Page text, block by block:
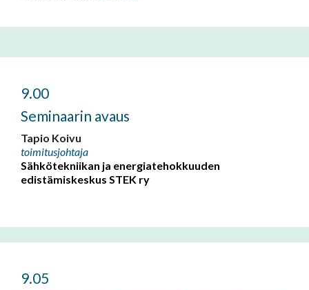
9.00
Seminaarin avaus
Tapio Koivu
toimitusjohtaja
Sähkötekniikan ja energiatehokkuuden
edistämiskeskus STEK ry
9.05